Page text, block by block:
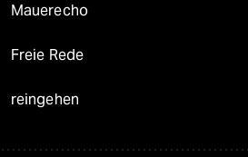
Mauerecho
Freie Rede
reingehen